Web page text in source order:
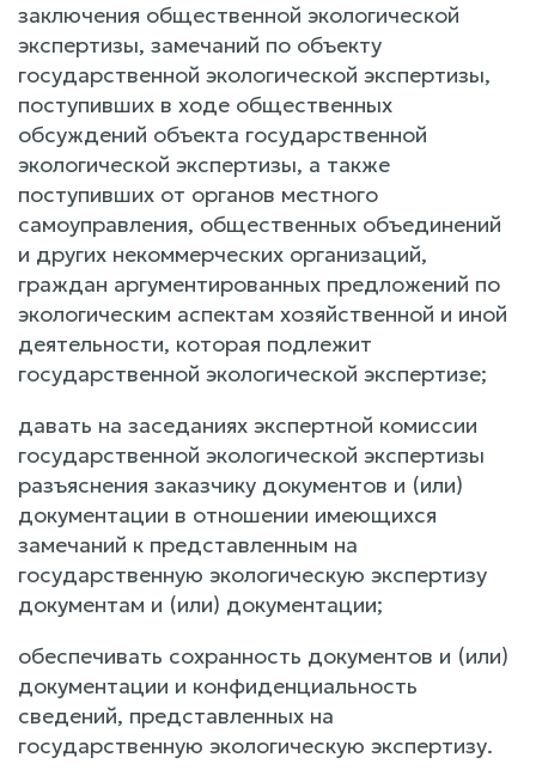
заключения общественной экологической
экспертизы, замечаний по объекту
государственной экологической экспертизы,
поступивших в ходе общественных
обсуждений объекта государственной
экологической экспертизы, а также
поступивших от органов местного
самоуправления, общественных объединений
и других некоммерческих организаций,
граждан аргументированных предложений по
экологическим аспектам хозяйственной и иной
деятельности, которая подлежит
государственной экологической экспертизе;
давать на заседаниях экспертной комиссии
государственной экологической экспертизы
разъяснения заказчику документов и (или)
документации в отношении имеющихся
замечаний к представленным на
государственную экологическую экспертизу
документам и (или) документации;
обеспечивать сохранность документов и (или)
документации и конфиденциальность
сведений, представленных на
государственную экологическую экспертизу.